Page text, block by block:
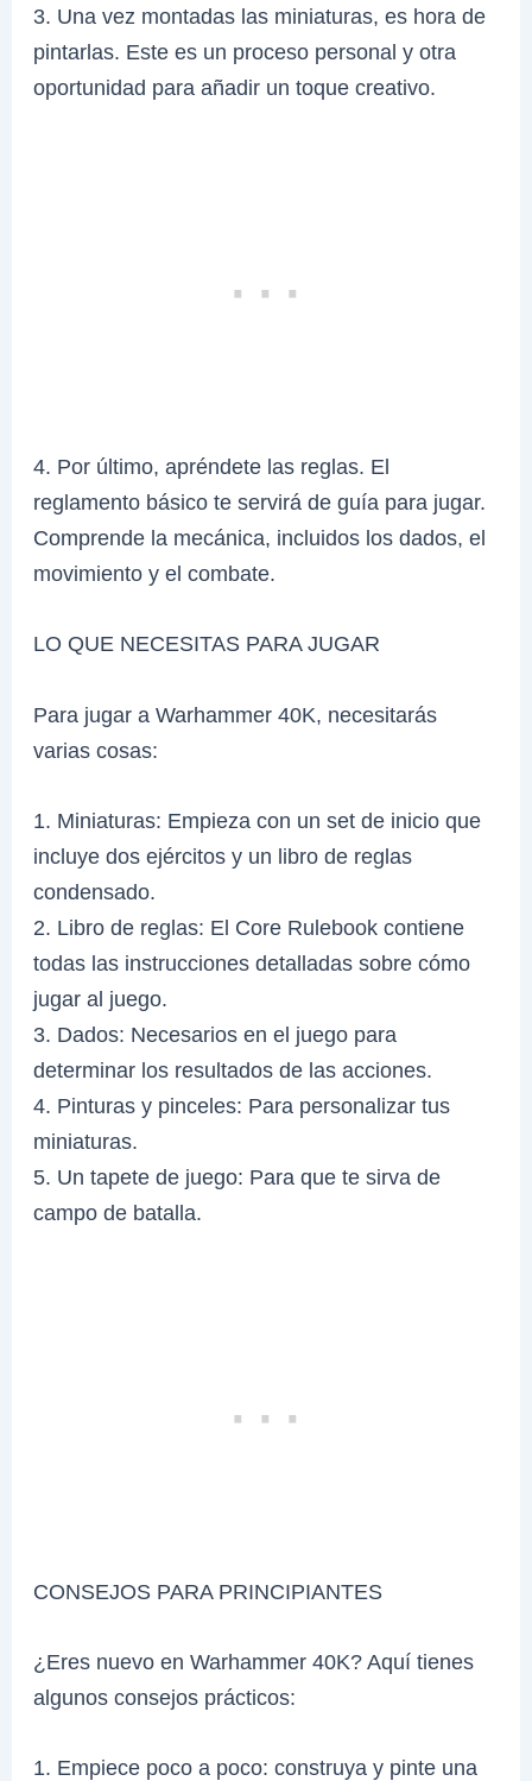
3. Una vez montadas las miniaturas, es hora de
pintarlas. Este es un proceso personal y otra
oportunidad para añadir un toque creativo.
4. Por último, apréndete las reglas. El
reglamento básico te servirá de guía para jugar.
Comprende la mecánica, incluidos los dados, el
movimiento y el combate.
LO QUE NECESITAS PARA JUGAR
Para jugar a Warhammer 40K, necesitarás
varias cosas:
1. Miniaturas: Empieza con un set de inicio que
incluye dos ejércitos y un libro de reglas
condensado.
2. Libro de reglas: El Core Rulebook contiene
todas las instrucciones detalladas sobre cómo
jugar al juego.
3. Dados: Necesarios en el juego para
determinar los resultados de las acciones.
4. Pinturas y pinceles: Para personalizar tus
miniaturas.
5. Un tapete de juego: Para que te sirva de
campo de batalla.
CONSEJOS PARA PRINCIPIANTES
¿Eres nuevo en Warhammer 40K? Aquí tienes
algunos consejos prácticos:
1. Empiece poco a poco: construya y pinte una